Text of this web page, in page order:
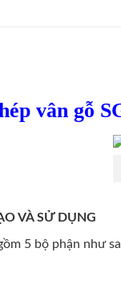
vân gỗ
VÀ SỬ DỤNG
5 bộ phận như